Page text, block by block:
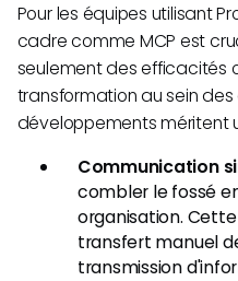
Pour les équipes utilisant
cadre comme MCP est
seulement des efficacités
transformation au sein des
développements méritent
Communication
combler le fossé
organisation.
transfert manuel
transmission